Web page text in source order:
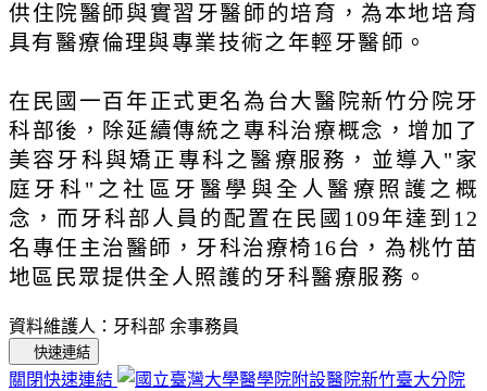
供住院醫師與實習牙醫師的培育，為本地培育
具有醫療倫理與專業技術之年輕牙醫師。
在民國一百年正式更名為台大醫院新竹分院牙
科部後，除延續傳統之專科治療概念，增加了
美容牙科與矯正專科之醫療服務，並導入"家
庭牙科"之社區牙醫學與全人醫療照護之概
念，而牙科部人員的配置在民國109年達到12
名專任主治醫師，牙科治療椅16台，為桃竹苗
地區民眾提供全人照護的牙科醫療服務。
資料維護人：牙科部 余事務員
快速連結
關閉快速連結